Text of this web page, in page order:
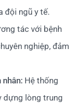
đội ngũ y tế.
tác với bệnh
nghiệp, đảm
nhân: Hệ thống
dựng lòng trung